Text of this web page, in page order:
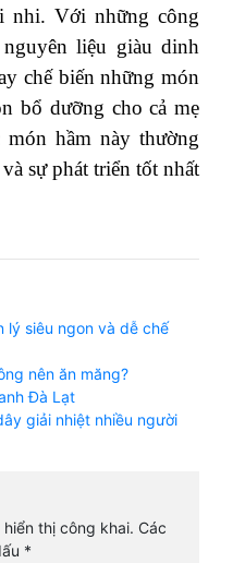
nhi. Với những công
liệu giàu dinh
chế biến những món
bổ dưỡng cho cả mẹ
hầm này thường
sự phát triển tốt nhất
lý siêu ngon và dễ chế
nên ăn măng?
Đà Lạt
giải nhiệt nhiều người
thị công khai. Các
*